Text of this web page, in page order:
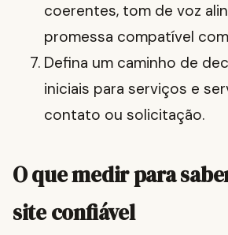
coerentes, tom de voz
promessa compatível
Defina um caminho de
iniciais para serviços e
contato ou solicitação.
O que medir para
site confiável